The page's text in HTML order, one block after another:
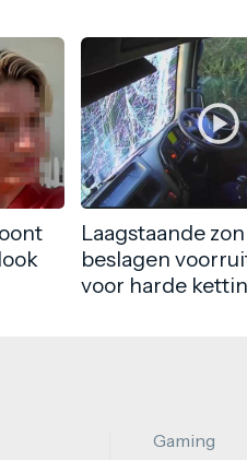
Laagstaande
beslagen
voor harde
Gaming